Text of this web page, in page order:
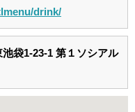
drink/
袋1-23-1 第１ソシアル